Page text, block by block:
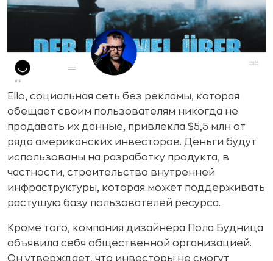
Ello, социальная сеть без рекламы, которая
обещает своим пользователям никогда не
продавать их данные, привлекла $5,5 млн от
ряда американских инвесторов. Деньги будут
использованы на разработку продукта, в
частности, строительство внутренней
инфраструктуры, которая может поддерживать
растущую базу пользователей ресурса.
Кроме того, компания дизайнера Пола Будница
объявила себя общественной организацией.
Он утверждает, что инвесторы не смогут